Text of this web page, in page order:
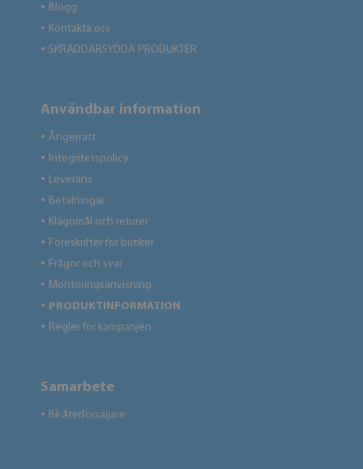
● Blogg
● Kontakta oss
● SKRÄDDARSYDDA PRODUKTER
Användbar information
● Ångerrätt
● Integritetspolicy
● Leverans
● Betalningar
● Klagomål och returer
● Föreskrifter för butiker
● Frågor och svar
● Monteringsanvisning
● PRODUKTINFORMATION
● Regler för kampanjen
Samarbete
● Bli återförsäljare